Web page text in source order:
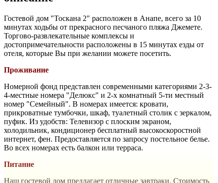
Гостевой дом "Тоскана 2" расположен в Анапе, всего за 10
минутах ходьбы от прекрасного песчаного пляжа Джемете.
Торгово-развлекательные комплексы и
достопримечательности расположены в 15 минутах езды от
отеля, которые Вы при желании можете посетить.
Проживание
Номерной фонд представлен современными категориями 2-3-
4-местные номера "Делюкс" и 2-х комнатный 5-ти местный
номер "Семейный". В номерах имеется: кровати,
прикроватные тумбочки, шкаф, туалетный столик с зеркалом,
пуфик. Из удобств: Телевизор с плоским экраном,
холодильник, кондиционер бесплатный высокоскоростной
интернет, фен. Предоставляется по запросу постельное белье.
Во всех номерах есть балкон или терраса.
Питание
Наш гостевой дом предлагает отличные завтраки. Стоимость